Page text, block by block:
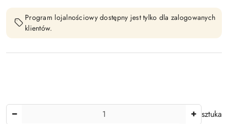
Program lojalnościowy dostępny jest tylko dla zalogowanych
klientów.
sztuka